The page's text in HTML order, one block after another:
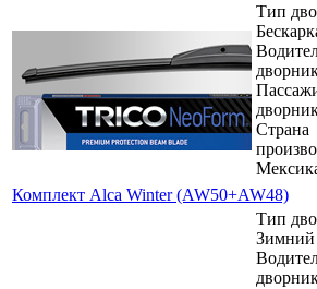
Тип
Страна
Комплект Alca Winter (AW50+AW48)
Тип
Зимний